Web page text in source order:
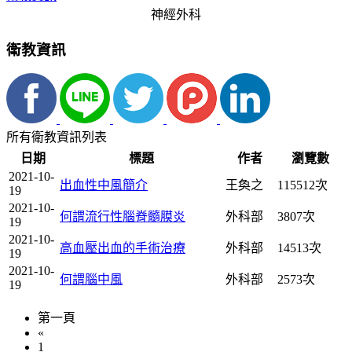
神經外科
衛教資訊
所有衛教資訊列表
日期
標題 作者
瀏覽數
2021-10-
19
出血性中風簡介 王奐之
115512次
2021-10-
19
何謂流行性腦脊髓膜炎 外科部
3807次
2021-10-
19
高血壓出血的手術治療 外科部
14513次
2021-10-
19
何謂腦中風 外科部 2573次
第一頁
«
1